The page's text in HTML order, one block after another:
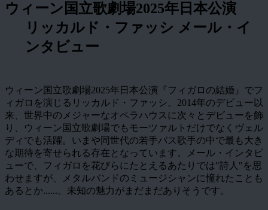
ウィーン国立歌劇場2025年日本公演
リッカルド・ファッシ メール・イ
ンタビュー
ウィーン国立歌劇場2025年日本公演『フィガロの結婚』でフ
ィガロを演じるリッカルド・ファッシ。2014年のデビュー以
来、世界中のメジャーなオペラハウスに次々とデビューを飾
り、ウィーン国立歌劇場でもモーツァルトだけでなくヴェル
ディでも活躍。いまや同世代の若手バス歌手の中で最も大き
な期待を寄せられる存在となっています。メール・インタビ
ューで、フィガロを花びらにたとえるあたりでは"詩人"を思
わせますが、メタルバンドのミュージシャンに憧れたことも
あるとか......。未知の魅力がまだまだありそうです。